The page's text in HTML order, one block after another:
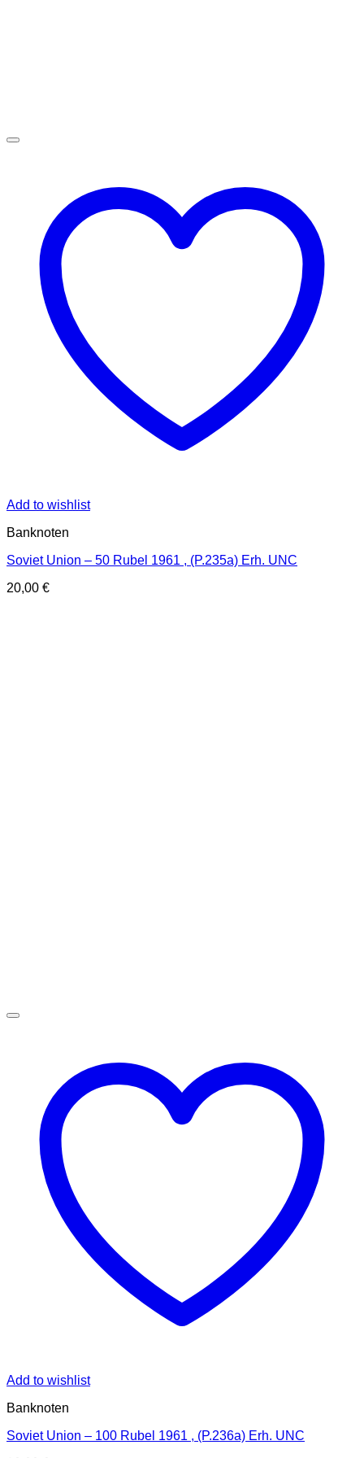
Add to wishlist
Banknoten
Soviet Union – 50 Rubel 1961 , (P.235a) Erh. UNC
20,00 €
Add to wishlist
Banknoten
Soviet Union – 100 Rubel 1961 , (P.236a) Erh. UNC